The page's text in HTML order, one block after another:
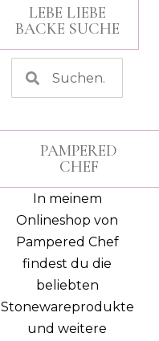
LEBE LIEBE
BACKE SUCHE
PAMPERED
CHEF
In meinem
Onlineshop von
Pampered Chef
findest du die
beliebten
Stonewareprodukte
und weitere